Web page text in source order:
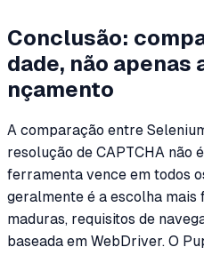
Conclusão:
dade, não apenas
nçamento
A comparação entre
resolução de CAPTCHA não
ferramenta vence em todos
geralmente é a escolha mais
maduras, requisitos de
baseada em WebDriver. O